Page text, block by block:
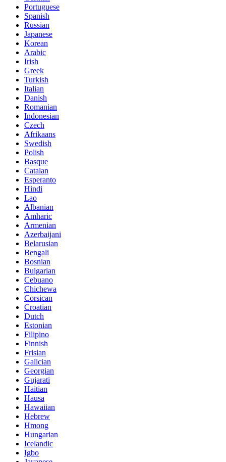
Portuguese
Spanish
Russian
Japanese
Korean
Arabic
Irish
Greek
Turkish
Italian
Danish
Romanian
Indonesian
Czech
Afrikaans
Swedish
Polish
Basque
Catalan
Esperanto
Hindi
Lao
Albanian
Amharic
Armenian
Azerbaijani
Belarusian
Bengali
Bosnian
Bulgarian
Cebuano
Chichewa
Corsican
Croatian
Dutch
Estonian
Filipino
Finnish
Frisian
Galician
Georgian
Gujarati
Haitian
Hausa
Hawaiian
Hebrew
Hmong
Hungarian
Icelandic
Igbo